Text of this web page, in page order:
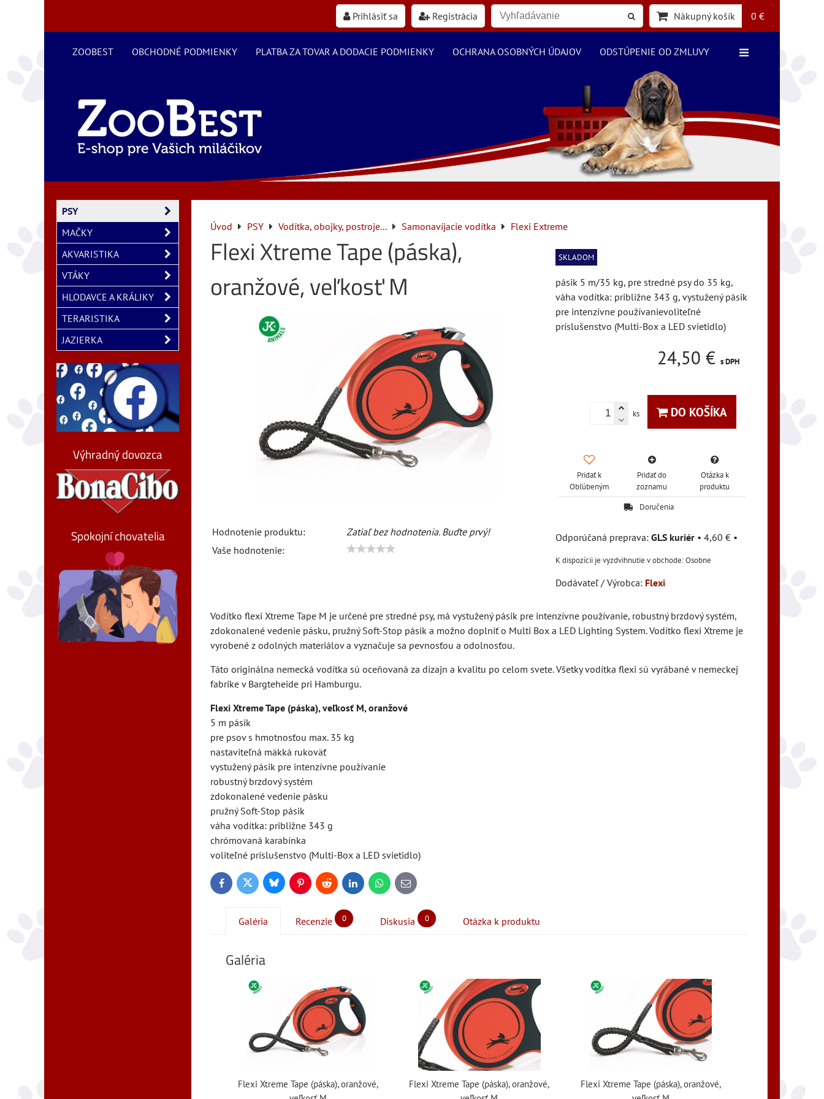
Prihlásiť sa Registrácia Nákupný košík 0 €
ZOOBEST OBCHODNÉ PODMIENKY PLATBA ZA TOVAR A DODACIE PODMIENKY OCHRANA OSOBNÝCH ÚDAJOV ODSTÚPENIE OD ZMLUVY
Úvod PSY Vodítka, obojky, postroje... Samonavíjacie vodítka Flexi Extreme
Flexi Xtreme Tape (páska),
oranžové, veľkosť M
Hodnotenie produktu:
Zatiaľ bez hodnotenia. Buďte prvý!
Vaše hodnotenie:
SKLADOM
pásik 5 m/35 kg, pre stredné psy do 35 kg,
váha vodítka: približne 343 g, vystužený pásik
pre intenzívne používanievoliteľné
príslušenstvo (Multi-Box a LED svietidlo)
24,50 € s DPH
ks DO KOŠÍKA
Pridať k
Obľúbeným
Pridať do
zoznamu
Otázka k
produktu
Doručenia
GLS kuriér • 4,60 € •
Osobne
Dodávateľ / Výrobca: Flexi
Vodítko flexi Xtreme Tape M je určené pre stredné psy, má vystužený pásik pre intenzívne používanie, robustný brzdový systém,
zdokonalené vedenie pásku, pružný Soft-Stop pásik a možno doplniť o Multi Box a LED Lighting System. Vodítko flexi Xtreme je
vyrobené z odolných materiálov a vyznačuje sa pevnosťou a odolnosťou.
Táto originálna nemecká vodítka sú oceňovaná za dizajn a kvalitu po celom svete. Všetky vodítka flexi sú vyrábané v nemeckej
fabrike v Bargteheide pri Hamburgu.
Flexi Xtreme Tape (páska), veľkosť M, oranžové
5 m pásik
pre psov s hmotnosťou max. 35 kg
nastaviteľná mäkká rukoväť
vystužený pásik pre intenzívne používanie
robustný brzdový systém
zdokonalené vedenie pásku
pružný Soft-Stop pásik
váha vodítka: približne 343 g
chrómovaná karabínka
voliteľné príslušenstvo (Multi-Box a LED svietidlo)
FacebookTwitter BlueskyPinterestReddit LinkedInWhatsApp
E-
mail
Galéria Recenzie 0 Diskusia 0 Otázka k produktu
Galéria
Flexi Xtreme Tape (páska), oranžové,
Flexi Xtreme Tape (páska), oranžové,
Flexi Xtreme Tape (páska), oranžové,
PSY
MAČKY
AKVARISTIKA
VTÁKY
HLODAVCE A KRÁLIKY
TERARISTIKA
JAZIERKA
Výhradný dovozca
Spokojní chovatelia